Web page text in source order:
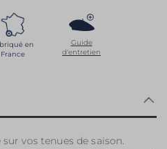
en
France
Guide
d'entretien
vos tenues de saison.